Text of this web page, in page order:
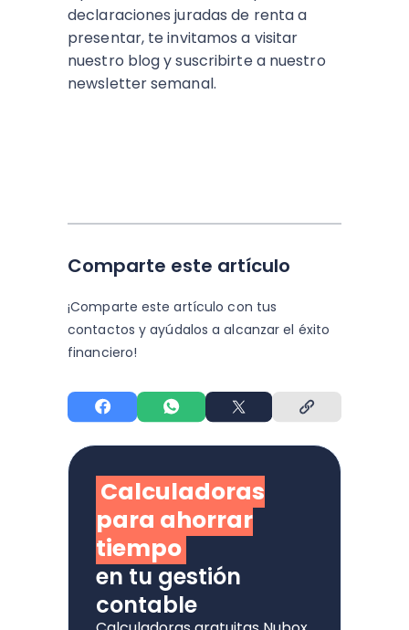
declaraciones juradas de renta a
presentar, te invitamos a visitar
nuestro blog y suscribirte a nuestro
newsletter semanal.
Comparte este artículo
¡Comparte este artículo con tus
contactos y ayúdalos a alcanzar el éxito
financiero!
Calculadoras
para ahorrar
tiempo
en tu gestión
contable